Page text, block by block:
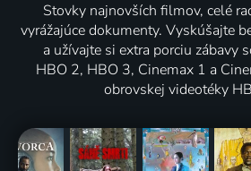
Stovky najnovších filmov, celé
vyrážajúce dokumenty. Vyskúšajte
a užívajte si extra porciu zábavy
HBO 2, HBO 3, Cinemax 1 a
obrovskej videotéky